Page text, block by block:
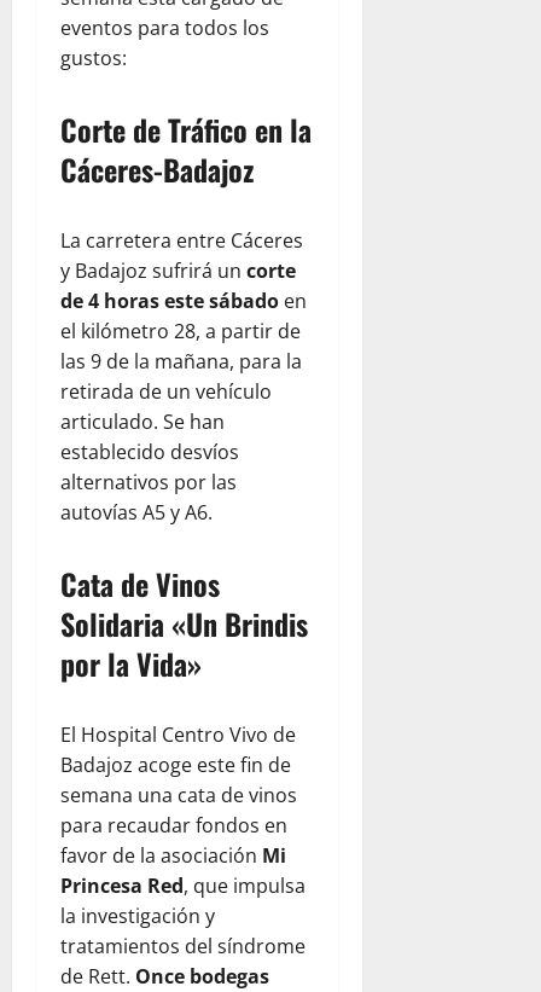
eventos para todos los
gustos:
Corte de Tráfico en la
Cáceres-Badajoz
La carretera entre Cáceres
y Badajoz sufrirá un corte
de 4 horas este sábado en
el kilómetro 28, a partir de
las 9 de la mañana, para la
retirada de un vehículo
articulado. Se han
establecido desvíos
alternativos por las
autovías A5 y A6.
Cata de Vinos
Solidaria «Un Brindis
por la Vida»
El Hospital Centro Vivo de
Badajoz acoge este fin de
semana una cata de vinos
para recaudar fondos en
favor de la asociación Mi
Princesa Red, que impulsa
la investigación y
tratamientos del síndrome
de Rett. Once bodegas